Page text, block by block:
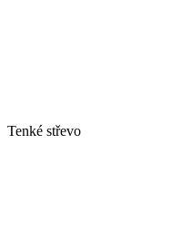
Tenké střevo